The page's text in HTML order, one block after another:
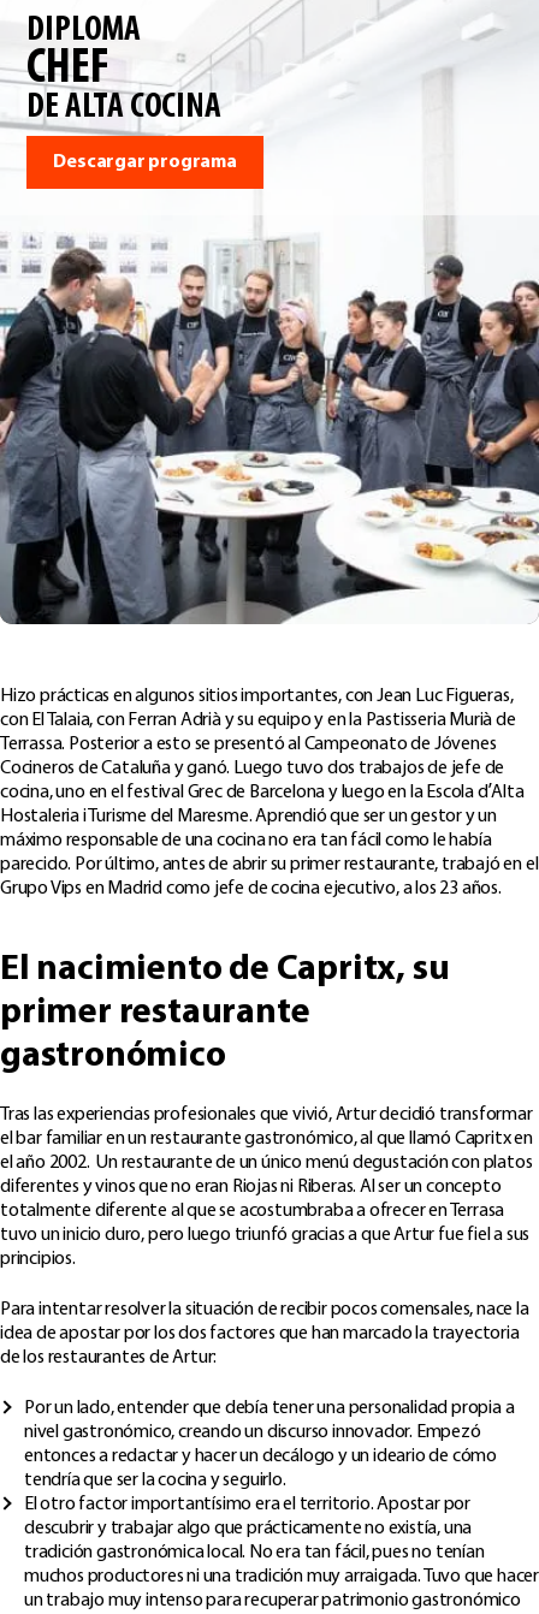
DIPLOMA
CHEF
DE ALTA COCINA
Descargar programa
Hizo prácticas en algunos sitios importantes, con Jean Luc Figueras,
con El Talaia, con Ferran Adrià y su equipo y en la Pastisseria Murià de
Terrassa. Posterior a esto se presentó al Campeonato de Jóvenes
Cocineros de Cataluña y ganó. Luego tuvo dos trabajos de jefe de
cocina, uno en el festival Grec de Barcelona y luego en la Escola d’Alta
Hostaleria i Turisme del Maresme. Aprendió que ser un gestor y un
máximo responsable de una cocina no era tan fácil como le había
parecido. Por último, antes de abrir su primer restaurante, trabajó en el
Grupo Vips en Madrid como jefe de cocina ejecutivo, a los 23 años.
El nacimiento de Capritx, su
primer restaurante
gastronómico
Tras las experiencias profesionales que vivió, Artur decidió transformar
el bar familiar en un restaurante gastronómico, al que llamó Capritx en
el año 2002. Un restaurante de un único menú degustación con platos
diferentes y vinos que no eran Riojas ni Riberas. Al ser un concepto
totalmente diferente al que se acostumbraba a ofrecer en Terrasa
tuvo un inicio duro, pero luego triunfó gracias a que Artur fue fiel a sus
principios.
Para intentar resolver la situación de recibir pocos comensales, nace la
idea de apostar por los dos factores que han marcado la trayectoria
de los restaurantes de Artur:
Por un lado, entender que debía tener una personalidad propia a
nivel gastronómico, creando un discurso innovador. Empezó
entonces a redactar y hacer un decálogo y un ideario de cómo
tendría que ser la cocina y seguirlo.
El otro factor importantísimo era el territorio. Apostar por
descubrir y trabajar algo que prácticamente no existía, una
tradición gastronómica local. No era tan fácil, pues no tenían
muchos productores ni una tradición muy arraigada. Tuvo que hacer
un trabajo muy intenso para recuperar patrimonio gastronómico